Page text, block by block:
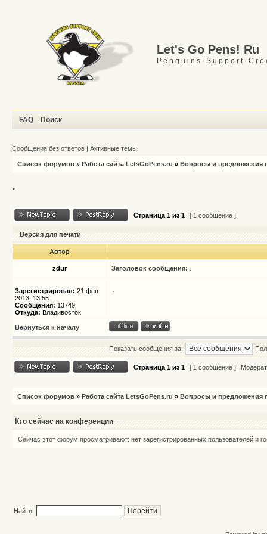
Let's Go Pens! Ru
P e n g u i n s · S u p p o r t · C r e
FAQ Поиск
Сообщения без ответов | Активные темы
Список форумов » Работа сайта LetsGoPens.ru » Вопросы и предложения
.
Страница 1 из 1 [ 1 сообщение ]
Версия для печати
Автор
zdur Заголовок сообщения:
Зарегистрирован: 21 фев
2013, 13:55
Сообщения: 13749
Откуда: Владивосток
Вернуться к началу
Показать сообщения за:
Страница 1 из 1 [ 1 сообщение ]
Список форумов » Работа сайта LetsGoPens.ru » Вопросы и предложения
Кто сейчас на конференции
Сейчас этот форум просматривают: нет зарегистрированных пользователей и
Найти: